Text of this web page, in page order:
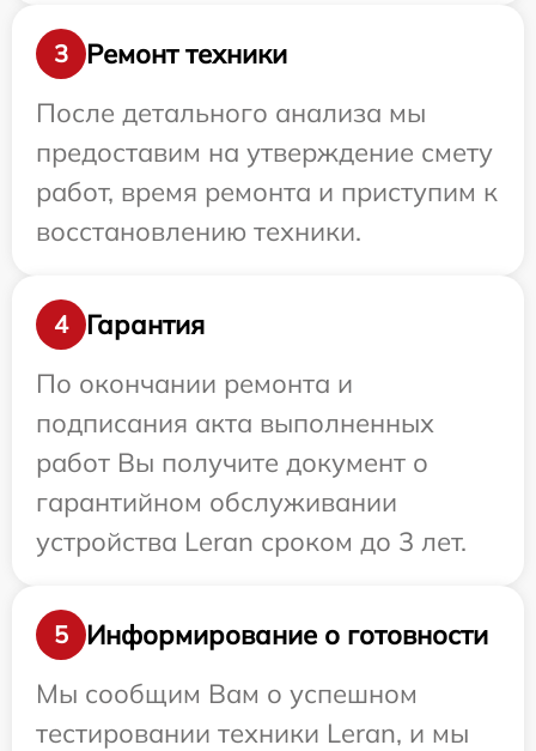
3
Ремонт техники
После детального анализа мы
предоставим на утверждение смету
работ, время ремонта и приступим к
восстановлению техники.
4
Гарантия
По окончании ремонта и
подписания акта выполненных
работ Вы получите документ о
гарантийном обслуживании
устройства Leran сроком до 3 лет.
5
Информирование о готовности
Мы сообщим Вам о успешном
тестировании техники Leran, и мы